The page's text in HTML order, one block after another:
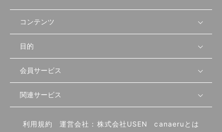
コンテンツ
無料開業相談
セミナー情報
セミナー動画
物件を探す
首都圏
先輩開業者の声
目的
店舗運営
物件
内装・設備
会員サービス
会員登録
ログイン
関連サービス
飲食店サクセスガイド（外部サイト）
利用規約 運営会社：株式会社USEN canaeruとは